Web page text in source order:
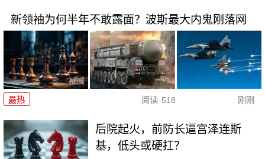
新领袖为何半年不敢露面？波斯最大内鬼刚落网
最热 阅读 518 刚刚
后院起火，前防长逼宫泽连斯
基，低头或硬扛？